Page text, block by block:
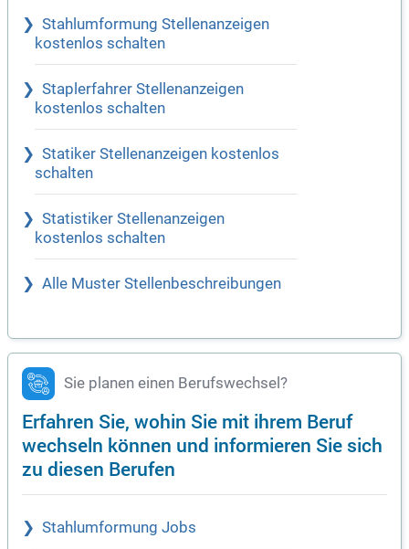
Stahlumformung Stellenanzeigen
kostenlos schalten
Staplerfahrer Stellenanzeigen
kostenlos schalten
Statiker Stellenanzeigen kostenlos
schalten
Statistiker Stellenanzeigen
kostenlos schalten
Alle Muster Stellenbeschreibungen
Sie planen einen Berufswechsel?
Erfahren Sie, wohin Sie mit ihrem Beruf
wechseln können und informieren Sie sich
zu diesen Berufen
Stahlumformung Jobs